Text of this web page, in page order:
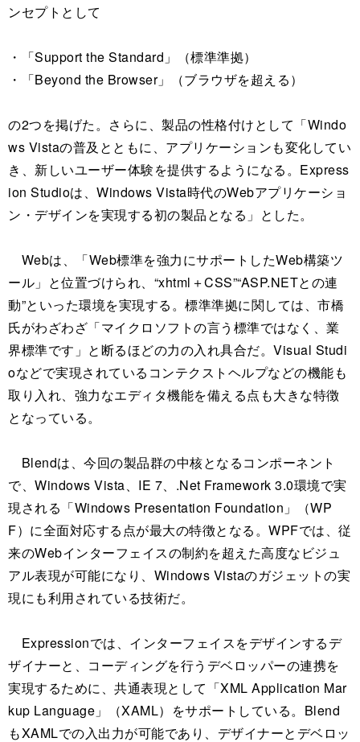
ンセプトとして
・「Support the Standard」（標準準拠）
・「Beyond the Browser」（ブラウザを超える）
の2つを掲げた。さらに、製品の性格付けとして「Windo
ws Vistaの普及とともに、アプリケーションも変化してい
き、新しいユーザー体験を提供するようになる。Express
ion Studioは、Windows Vista時代のWebアプリケーショ
ン・デザインを実現する初の製品となる」とした。
Webは、「Web標準を強力にサポートしたWeb構築ツ
ール」と位置づけられ、“xhtml＋CSS”“ASP.NETとの連
動”といった環境を実現する。標準準拠に関しては、市橋
氏がわざわざ「マイクロソフトの言う標準ではなく、業
界標準です」と断るほどの力の入れ具合だ。Visual Studi
oなどで実現されているコンテクストヘルプなどの機能も
取り入れ、強力なエディタ機能を備える点も大きな特徴
となっている。
Blendは、今回の製品群の中核となるコンポーネント
で、Windows Vista、IE 7、.Net Framework 3.0環境で実
現される「Windows Presentation Foundation」（WP
F）に全面対応する点が最大の特徴となる。WPFでは、従
来のWebインターフェイスの制約を超えた高度なビジュ
アル表現が可能になり、Windows Vistaのガジェットの実
現にも利用されている技術だ。
Expressionでは、インターフェイスをデザインするデ
ザイナーと、コーディングを行うデベロッパーの連携を
実現するために、共通表現として「XML Application Mar
kup Language」（XAML）をサポートしている。Blend
もXAMLでの入出力が可能であり、デザイナーとデベロッ